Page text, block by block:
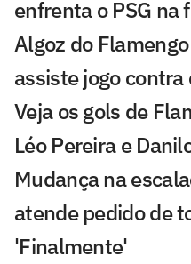
enfrenta o PSG na
Algoz do
assiste jogo contra
Veja os gols de
Léo Pereira e
Mudança na
atende pedido de
'Finalmente'